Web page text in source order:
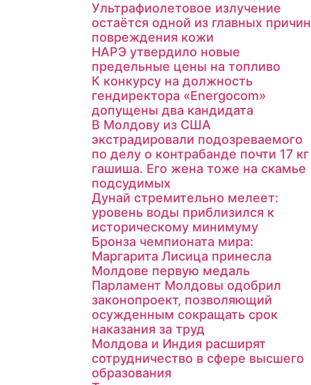
Ультрафиолетовое излучение
остаётся одной из главных причин
повреждения кожи
НАРЭ утвердило новые
предельные цены на топливо
К конкурсу на должность
гендиректора «Energocom»
допущены два кандидата
В Молдову из США
экстрадировали подозреваемого
по делу о контрабанде почти 17 кг
гашиша. Его жена тоже на скамье
подсудимых
Дунай стремительно мелеет:
уровень воды приблизился к
историческому минимуму
Бронза чемпионата мира:
Маргарита Лисица принесла
Молдове первую медаль
Парламент Молдовы одобрил
законопроект, позволяющий
осужденным сокращать срок
наказания за труд
Молдова и Индия расширят
сотрудничество в сфере высшего
образования